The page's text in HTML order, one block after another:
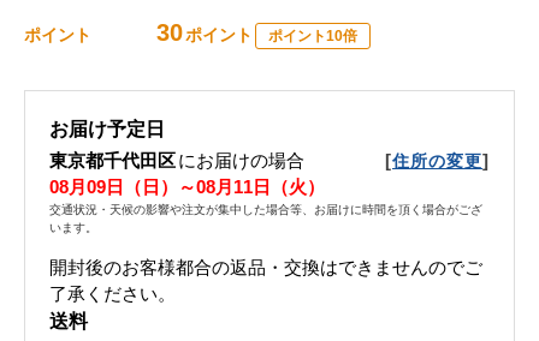
ポイント 30ポイント ポイント10倍
お届け予定日
東京都千代田区にお届けの場合 [住所の変更]
08月09日（日）～08月11日（火）
交通状況・天候の影響や注文が集中した場合等、お届けに時間を頂く場合がござ
います。
開封後のお客様都合の返品・交換はできませんのでご
了承ください。
送料